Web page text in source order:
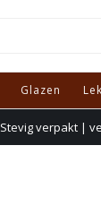
Glazen
Stevig verpakt |